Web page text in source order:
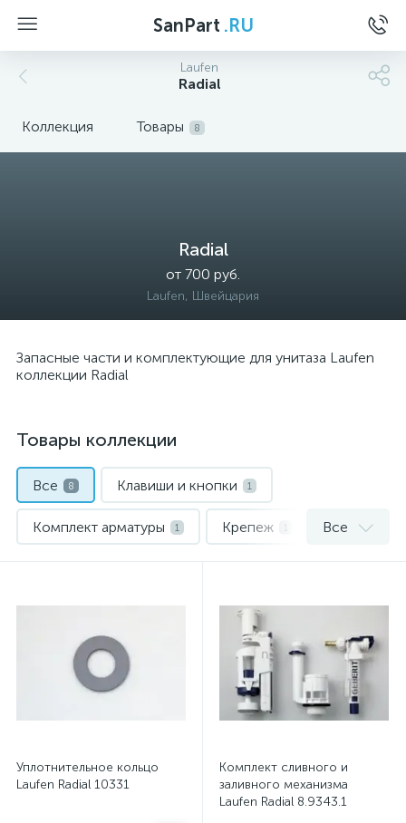
SanPart .RU
Laufen
Radial
Коллекция Товары 8
Radial
от 700 руб.
Laufen, Швейцария
Запасные части и комплектующие для унитаза Laufen
коллекции Radial
Товары коллекции
Все 8 Клавиши и кнопки 1
Комплект арматуры 1 Крепеж Все
Уплотнительное кольцо
Laufen Radial 10331
Комплект сливного и
заливного механизма
Laufen Radial 8.9343.1